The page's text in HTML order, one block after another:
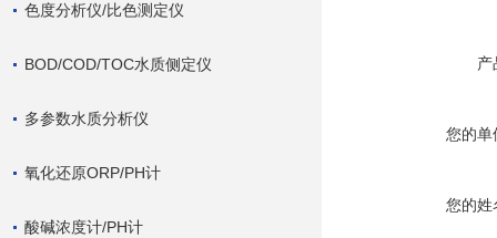
色度分析仪/比色测定仪
BOD/COD/TOC水质侧定仪
多参数水质分析仪
氧化还原ORP/PH计
酸碱浓度计/PH计
产
您的单
您的姓